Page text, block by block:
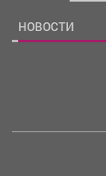
НОВОСТИ